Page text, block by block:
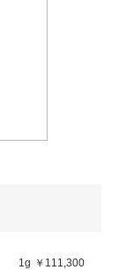
1g ￥111,300